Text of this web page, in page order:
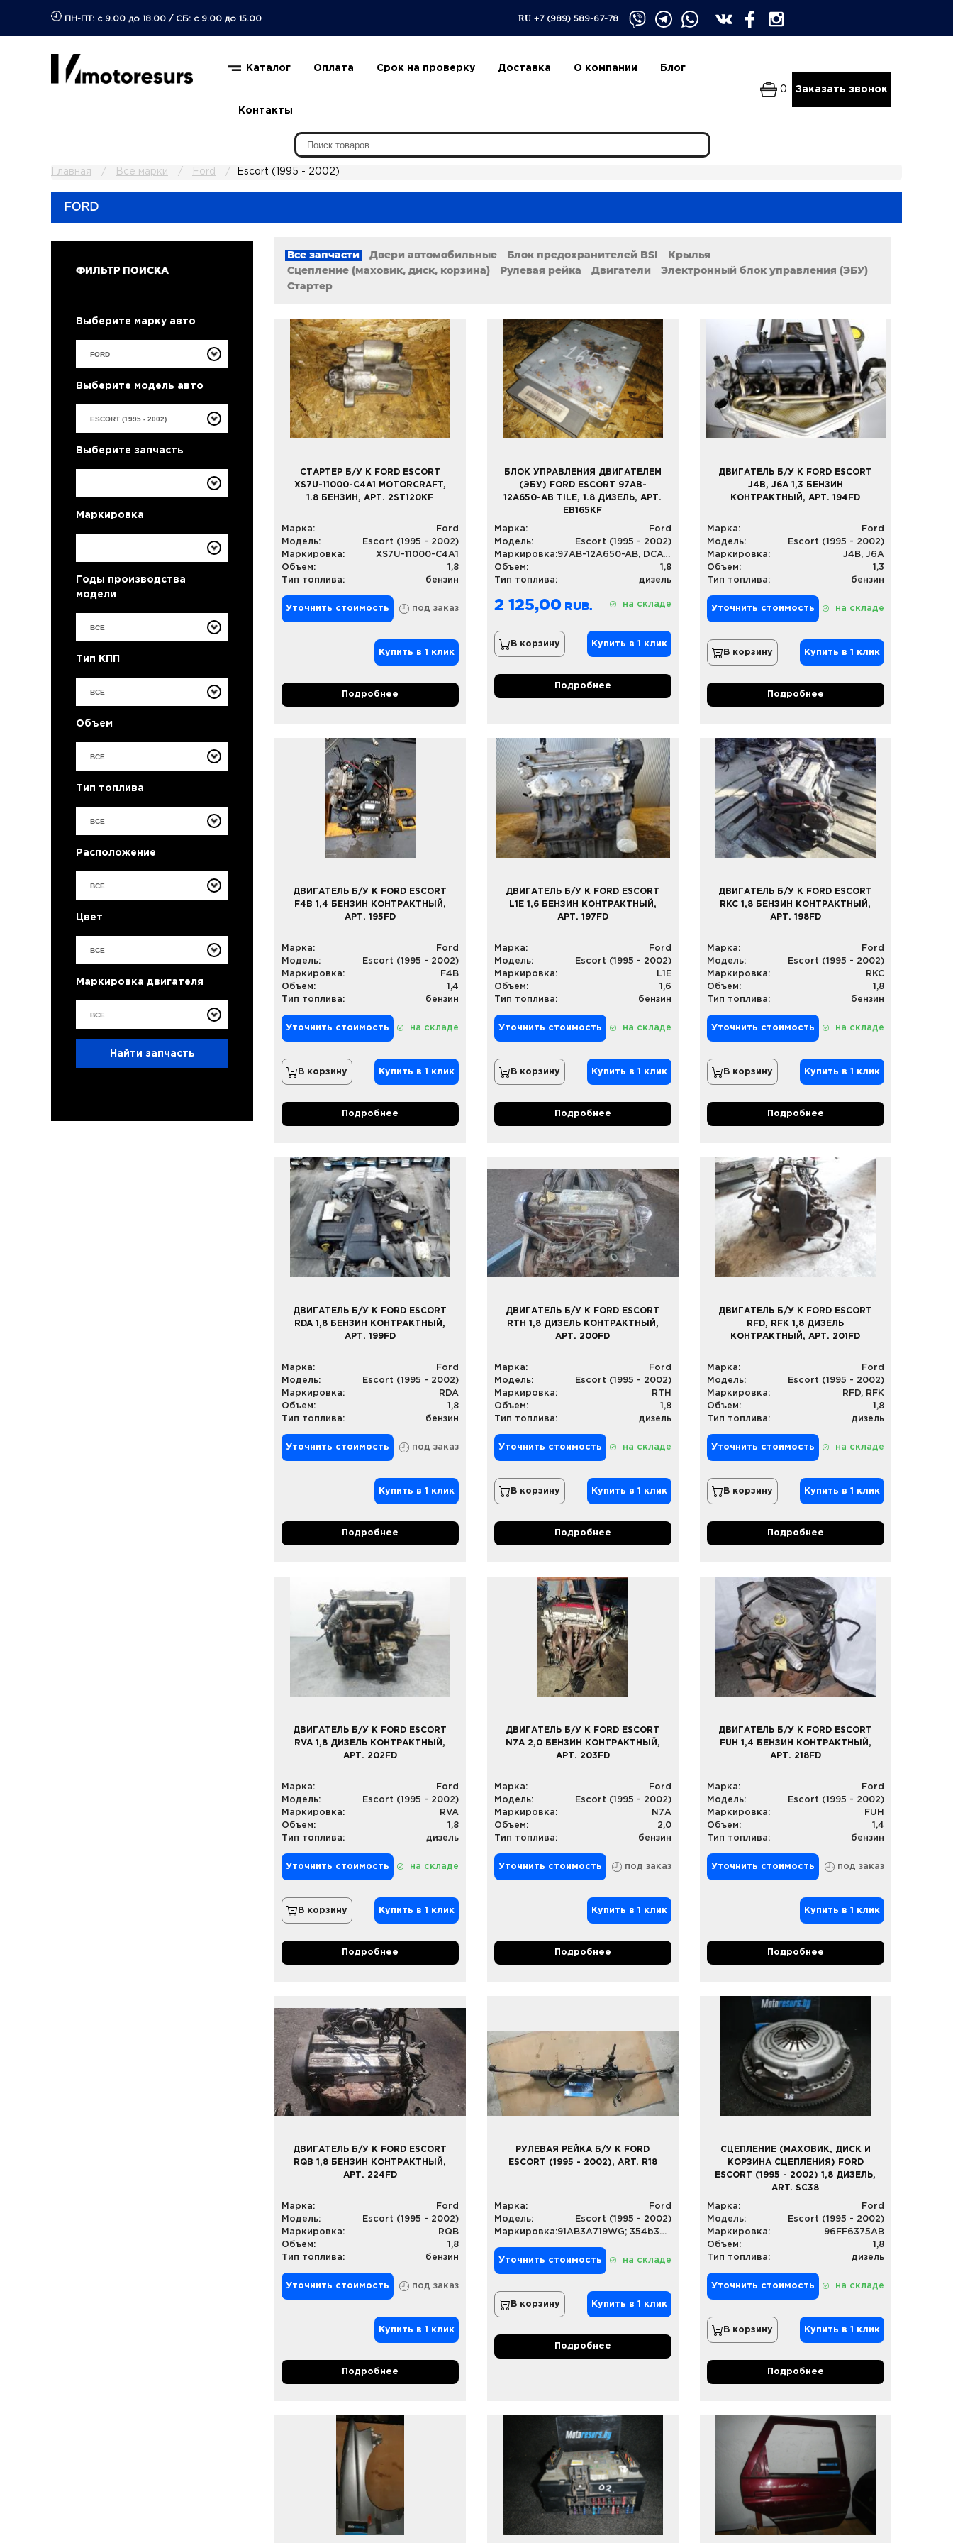
ПН-ПТ: с 9.00 до 18.00 / СБ: с 9.00 до 15.00 RU +7 (989) 589-67-78
Каталог Оплата Срок на проверку Доставка О компании Блог
Контакты
0 Заказать звонок
Главная Все марки Ford Escort (1995 - 2002)
FORD
ФИЛЬТР ПОИСКА
Выберите марку авто
Выберите модель авто
Выберите запчасть
Маркировка
Годы производства
модели
ВСЕ
Тип КПП
ВСЕ
Объем
ВСЕ
Тип топлива
ВСЕ
Расположение
ВСЕ
Цвет
ВСЕ
Маркировка двигателя
ВСЕ
Найти запчасть
Все запчасти Двери автомобильные Блок предохранителей BSI
Крылья
Сцепление (маховик, диск, корзина)
Рулевая рейка Двигатели
Электронный блок управления (ЭБУ)
Стартер
СТАРТЕР Б/У К FORD ESCORT
XS7U-11000-C4A1 MOTORCRAFT,
1.8 БЕНЗИН, АРТ. 2ST120KF
Марка:
Ford
Модель:
Escort (1995 - 2002)
Маркировка:
XS7U-11000-C4A1
Объем:
1,8
Тип топлива:
бензин
Уточнить стоимость под заказ
Купить в 1 клик
Подробнее
БЛОК УПРАВЛЕНИЯ ДВИГАТЕЛЕМ
(ЭБУ) FORD ESCORT 97AB-
12A650-AB TILE, 1.8 ДИЗЕЛЬ, АРТ.
EB165KF
Марка:
Ford
Модель:
Escort (1995 - 2002)
Маркировка:
97AB-12A650-AB, DCAVA5CCG19S
Объем:
1,8
Тип топлива:
дизель
2 125,00 на складе
В корзину Купить в 1 клик
Подробнее
ДВИГАТЕЛЬ Б/У К FORD ESCORT
J4B, J6A 1,3 БЕНЗИН
КОНТРАКТНЫЙ, АРТ. 194FD
Марка:
Ford
Модель:
Escort (1995 - 2002)
Маркировка:
J4B, J6A
Объем:
1,3
Тип топлива:
бензин
Уточнить стоимость на складе
В корзину Купить в 1 клик
Подробнее
ДВИГАТЕЛЬ Б/У К FORD ESCORT
F4B 1,4 БЕНЗИН КОНТРАКТНЫЙ,
АРТ. 195FD
Марка:
Ford
Модель:
Escort (1995 - 2002)
Маркировка:
F4B
Объем:
1,4
Тип топлива:
бензин
Уточнить стоимость на складе
В корзину Купить в 1 клик
Подробнее
ДВИГАТЕЛЬ Б/У К FORD ESCORT
L1E 1,6 БЕНЗИН КОНТРАКТНЫЙ,
АРТ. 197FD
Марка:
Ford
Модель:
Escort (1995 - 2002)
Маркировка:
L1E
Объем:
1,6
Тип топлива:
бензин
Уточнить стоимость на складе
В корзину Купить в 1 клик
Подробнее
ДВИГАТЕЛЬ Б/У К FORD ESCORT
RKC 1,8 БЕНЗИН КОНТРАКТНЫЙ,
АРТ. 198FD
Марка:
Ford
Модель:
Escort (1995 - 2002)
Маркировка:
RKC
Объем:
1,8
Тип топлива:
бензин
Уточнить стоимость на складе
В корзину Купить в 1 клик
Подробнее
ДВИГАТЕЛЬ Б/У К FORD ESCORT
RDA 1,8 БЕНЗИН КОНТРАКТНЫЙ,
АРТ. 199FD
Марка:
Ford
Модель:
Escort (1995 - 2002)
Маркировка:
RDA
Объем:
1,8
Тип топлива:
бензин
Уточнить стоимость под заказ
Купить в 1 клик
Подробнее
ДВИГАТЕЛЬ Б/У К FORD ESCORT
RTH 1,8 ДИЗЕЛЬ КОНТРАКТНЫЙ,
АРТ. 200FD
Марка:
Ford
Модель:
Escort (1995 - 2002)
Маркировка:
RTH
Объем:
1,8
Тип топлива:
дизель
Уточнить стоимость на складе
В корзину Купить в 1 клик
Подробнее
ДВИГАТЕЛЬ Б/У К FORD ESCORT
RFD, RFK 1,8 ДИЗЕЛЬ
КОНТРАКТНЫЙ, АРТ. 201FD
Марка:
Ford
Модель:
Escort (1995 - 2002)
Маркировка:
RFD, RFK
Объем:
1,8
Тип топлива:
дизель
Уточнить стоимость на складе
В корзину Купить в 1 клик
Подробнее
ДВИГАТЕЛЬ Б/У К FORD ESCORT
RVA 1,8 ДИЗЕЛЬ КОНТРАКТНЫЙ,
АРТ. 202FD
Марка:
Ford
Модель:
Escort (1995 - 2002)
Маркировка:
RVA
Объем:
1,8
Тип топлива:
дизель
Уточнить стоимость на складе
В корзину Купить в 1 клик
Подробнее
ДВИГАТЕЛЬ Б/У К FORD ESCORT
N7A 2,0 БЕНЗИН КОНТРАКТНЫЙ,
АРТ. 203FD
Марка:
Ford
Модель:
Escort (1995 - 2002)
Маркировка:
N7A
Объем:
2,0
Тип топлива:
бензин
Уточнить стоимость под заказ
Купить в 1 клик
Подробнее
ДВИГАТЕЛЬ Б/У К FORD ESCORT
FUH 1,4 БЕНЗИН КОНТРАКТНЫЙ,
АРТ. 218FD
Марка:
Ford
Модель:
Escort (1995 - 2002)
Маркировка:
FUH
Объем:
1,4
Тип топлива:
бензин
Уточнить стоимость под заказ
Купить в 1 клик
Подробнее
ДВИГАТЕЛЬ Б/У К FORD ESCORT
RQB 1,8 БЕНЗИН КОНТРАКТНЫЙ,
АРТ. 224FD
Марка:
Ford
Модель:
Escort (1995 - 2002)
Маркировка:
RQB
Объем:
1,8
Тип топлива:
бензин
Уточнить стоимость под заказ
Купить в 1 клик
Подробнее
РУЛЕВАЯ РЕЙКА Б/У К FORD
ESCORT (1995 - 2002), ART. R18
Марка:
Ford
Модель:
Escort (1995 - 2002)
Маркировка:
91AB3A719WG; 354b3a500ab
Уточнить стоимость на складе
В корзину Купить в 1 клик
Подробнее
СЦЕПЛЕНИЕ (МАХОВИК, ДИСК И
КОРЗИНА СЦЕПЛЕНИЯ) FORD
ESCORT (1995 - 2002) 1,8 ДИЗЕЛЬ,
ART. SC38
Марка:
Ford
Модель:
Escort (1995 - 2002)
Маркировка:
96FF6375AB
Объем:
1,8
Тип топлива:
дизель
Уточнить стоимость на складе
В корзину Купить в 1 клик
Подробнее